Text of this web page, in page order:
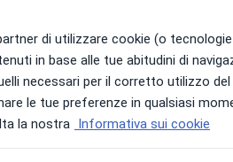
Domani
7 Ago
Sab,
8 Ago
Dom,
9 Ago
di utilizzare cookie (o
in base alle tue abitudini di
necessari per il corretto utilizzo
le tue preferenze in qualsiasi
la nostra Informativa sui cookie